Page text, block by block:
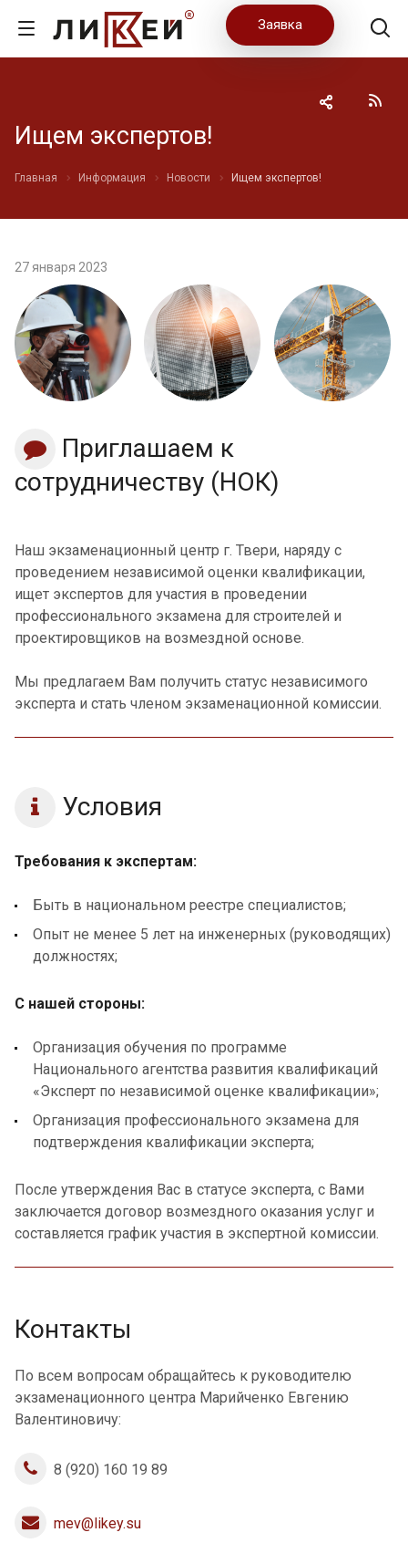
Заявка
Ищем экспертов!
Главная Информация Новости Ищем экспертов!
27 января 2023
Приглашаем к
сотрудничеству (НОК)
Наш экзаменационный центр г. Твери, наряду с
проведением независимой оценки квалификации,
ищет экспертов для участия в проведении
профессионального экзамена для строителей и
проектировщиков на возмездной основе.
Мы предлагаем Вам получить статус независимого
эксперта и стать членом экзаменационной комиссии.
Условия
Требования к экспертам:
Быть в национальном реестре специалистов;
Опыт не менее 5 лет на инженерных (руководящих)
должностях;
С нашей стороны:
Организация обучения по программе
Национального агентства развития квалификаций
«Эксперт по независимой оценке квалификации»;
Организация профессионального экзамена для
подтверждения квалификации эксперта;
После утверждения Вас в статусе эксперта, с Вами
заключается договор возмездного оказания услуг и
составляется график участия в экспертной комиссии.
Контакты
По всем вопросам обращайтесь к руководителю
экзаменационного центра Марийченко Евгению
Валентиновичу:
8 (920) 160 19 89
mev@likey.su